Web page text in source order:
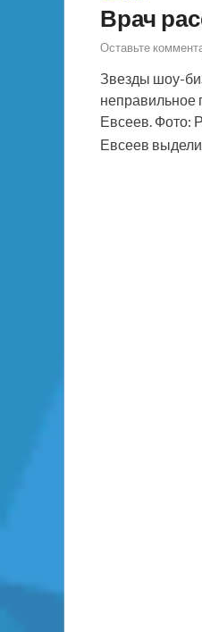
Врач
Оставьте
Звезды шоу-
неправильное
Евсеев. Фото:
Евсеев